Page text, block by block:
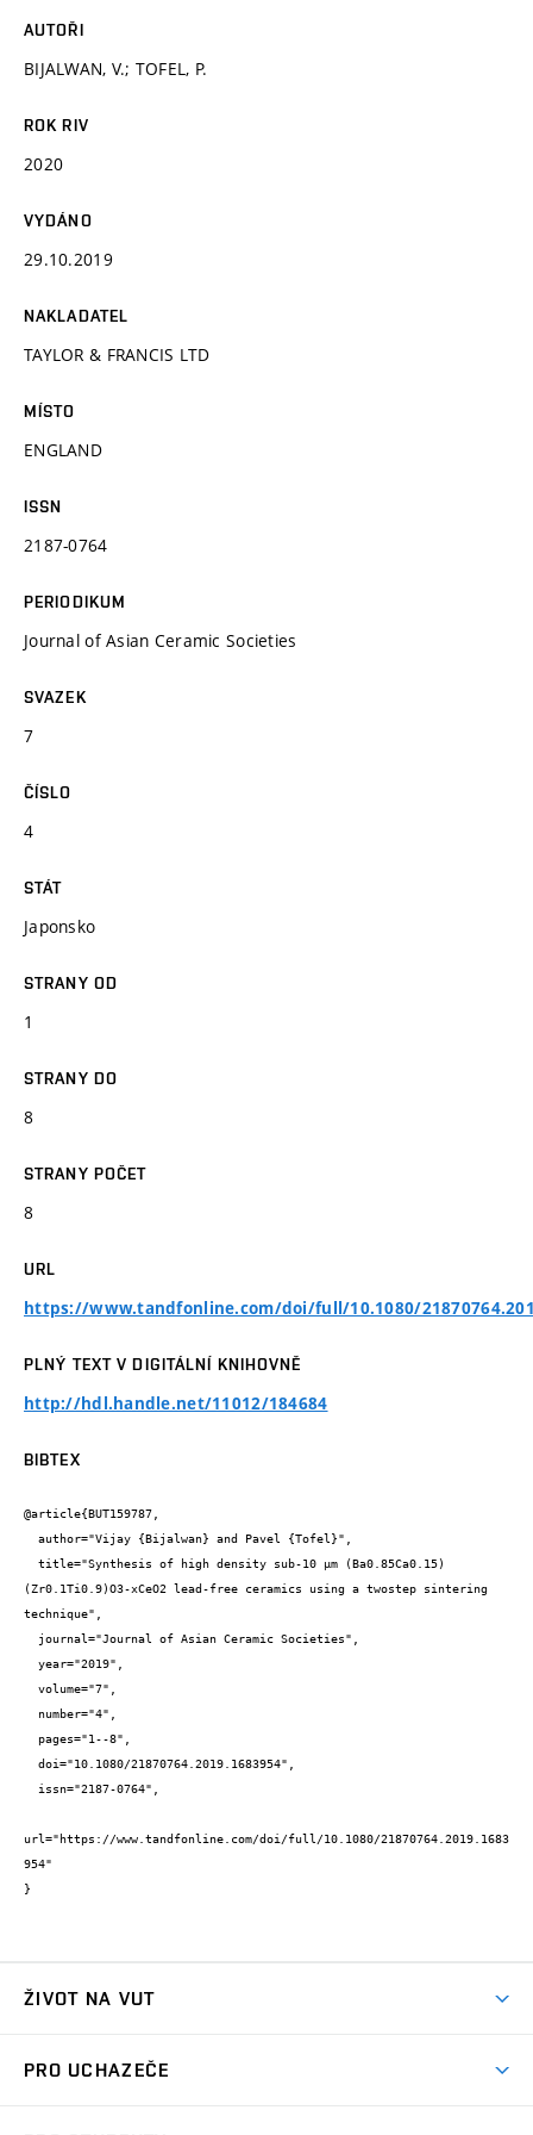
AUTOŘI
BIJALWAN, V.; TOFEL, P.
ROK RIV
2020
VYDÁNO
29.10.2019
NAKLADATEL
TAYLOR & FRANCIS LTD
MÍSTO
ENGLAND
ISSN
2187-0764
PERIODIKUM
Journal of Asian Ceramic Societies
SVAZEK
7
ČÍSLO
4
STÁT
Japonsko
STRANY OD
1
STRANY DO
8
STRANY POČET
8
URL
https://www.tandfonline.com/doi/full/10.1080/
PLNÝ TEXT V DIGITÁLNÍ KNIHOVNĚ
http://hdl.handle.net/11012/184684
BIBTEX
@article{BUT159787,
(Zr0.1Ti0.9)O3-xCeO2 lead-free ceramics using a twostep sintering
technique",
url="https://www.tandfonline.com/doi/full/10.1080/21870764.2019.1683
954"
}
ŽIVOT NA VUT
PRO UCHAZEČE